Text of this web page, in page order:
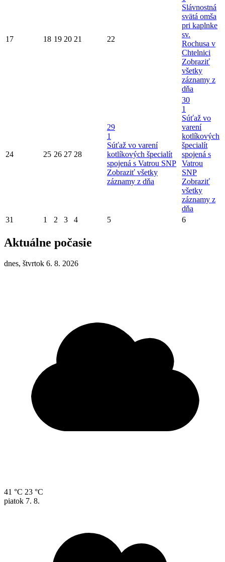
17 18 19 20 21 22
Slávnostná
svätá omša
pri kaplnke
sv.
Rochusa v
Chtelnici
Zobraziť
všetky
záznamy z
dňa
24 25 26 27 28
29
1
Súťaž vo varení
kotlíkových špecialít
spojená s Vatrou SNP
Zobraziť všetky
záznamy z dňa
30
1
Súťaž vo
varení
kotlíkových
špecialít
spojená s
Vatrou
SNP
Zobraziť
všetky
záznamy z
dňa
31
1 2 3 4 5 6
Aktuálne počasie
dnes, štvrtok 6. 8. 2026
41 °C 23 °C
piatok 7. 8.